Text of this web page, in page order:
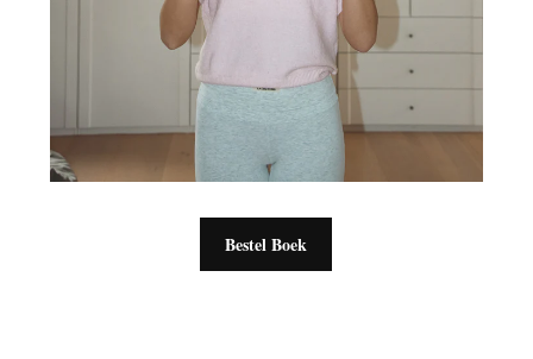
Bestel Boek